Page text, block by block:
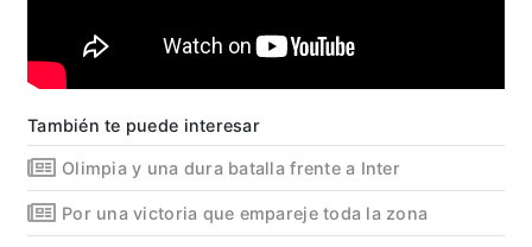
También te puede interesar
Olimpia y una dura batalla frente a Inter
Por una victoria que empareje toda la zona